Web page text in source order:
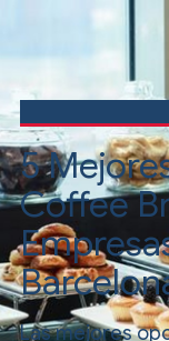
5
Coffee
Las mejores